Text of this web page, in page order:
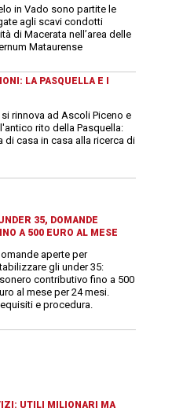
in Vado sono partite le
agli scavi condotti
di Macerata nell’area delle
Mataurense
LA PASQUELLA E I
rinnova ad Ascoli Piceno e
rito della Pasquella:
di casa in casa alla ricerca di
35, DOMANDE
A 500 EURO AL MESE
aperte per
gli under 35:
contributivo fino a 500
al mese per 24 mesi.
e procedura.
UTILI MILIONARI MA